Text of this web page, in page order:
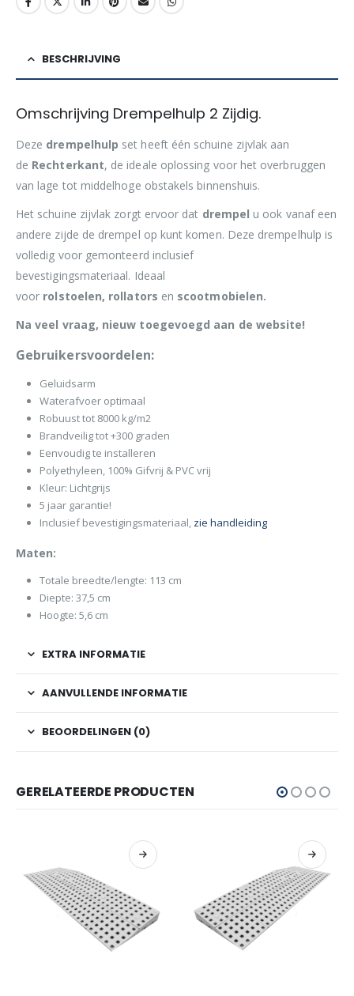
BESCHRIJVING
Omschrijving Drempelhulp 2 Zijdig.
Deze drempelhulp set heeft één schuine zijvlak aan
de Rechterkant, de ideale oplossing voor het overbruggen
van lage tot middelhoge obstakels binnenshuis.
Het schuine zijvlak zorgt ervoor dat drempel u ook vanaf een
andere zijde de drempel op kunt komen. Deze drempelhulp is
volledig voor gemonteerd inclusief
bevestigingsmateriaal. Ideaal
voor rolstoelen, rollators en scootmobielen.
Na veel vraag, nieuw toegevoegd aan de website!
Gebruikersvoordelen:
Geluidsarm
Waterafvoer optimaal
Robuust tot 8000 kg/m2
Brandveilig tot +300 graden
Eenvoudig te installeren
Polyethyleen, 100% Gifvrij & PVC vrij
Kleur: Lichtgrijs
5 jaar garantie!
Inclusief bevestigingsmateriaal, zie handleiding
Maten:
Totale breedte/lengte: 113 cm
Diepte: 37,5 cm
Hoogte: 5,6 cm
EXTRA INFORMATIE
AANVULLENDE INFORMATIE
BEOORDELINGEN (0)
GERELATEERDE PRODUCTEN